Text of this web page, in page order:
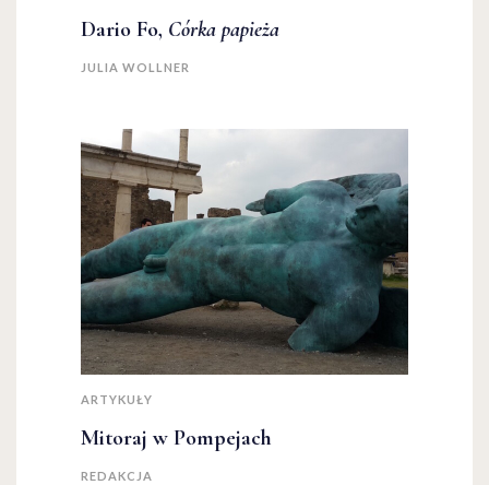
Dario Fo, Córka papieża
JULIA WOLLNER
ARTYKUŁY
Mitoraj w Pompejach
REDAKCJA